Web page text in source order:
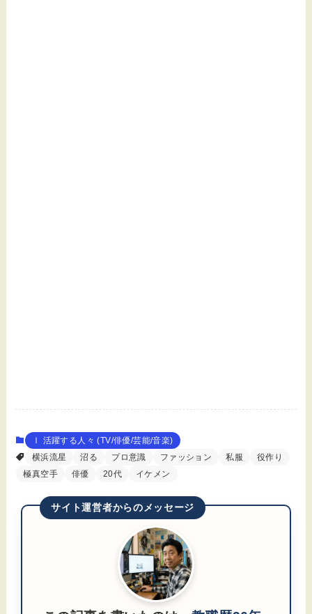
Ⅰ 活躍する人々 (TV/俳優/芸能/音楽)
横浜流星
沼る プロ意識 ファッション 私服
役作り
極真空手
俳優 20代 イケメン
サイト運営者からのメッセージ